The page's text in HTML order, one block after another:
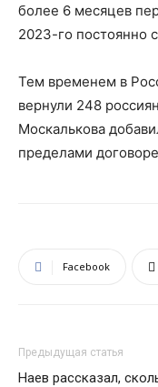
более 6 месяцев
2023-го постоянно
Тем временем в
вернули 248
Москалькова
пределами
Facebook
Предыдущая статья
Наев рассказал,